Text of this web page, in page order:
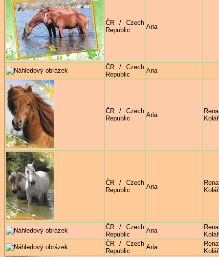
ČR / Czech
Republic
Aria
ČR / Czech
Republic
Aria
ČR / Czech
Republic
Aria
ČR / Czech
Republic
Aria
ČR / Czech
Republic
Aria
ČR / Czech
Republic
Aria